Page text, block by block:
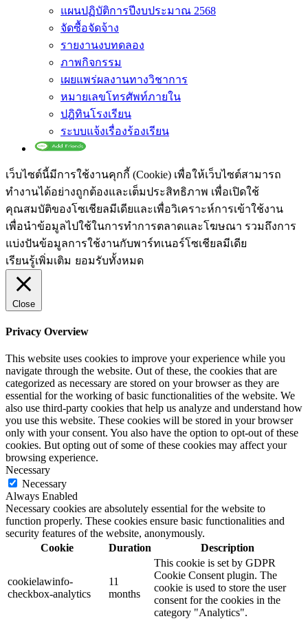
แผนปฏิบัติการปีงบประมาณ 2568
จัดซื้อจัดจ้าง
รายงานงบทดลอง
ภาพกิจกรรม
เผยแพร่ผลงานทางวิชาการ
หมายเลขโทรศัพท์ภายใน
ปฎิทินโรงเรียน
ระบบแจ้งเรื่องร้องเรียน
เว็บไซต์นี้มีการใช้งานคุกกี้ (Cookie) เพื่อให้เว็บไซต์สามารถ
ทำงานได้อย่างถูกต้องและเต็มประสิทธิภาพ​ เพื่อเปิดใช้
คุณสมบัติของโซเชียล​มีเดียและเพื่อวิเคราะห์การเข้าใช้งาน
เพื่อนำข้อมูลไปใช้ในการทำการตลาดและโฆษณา​ รวมถึงการ
แบ่งปันข้อมูลการใช้งานกับพาร์ทเนอร์​โซเชียล​มีเดีย
เรียนรู้เพิ่มเติม ยอมรับทั้งหมด
Close
Privacy Overview
This website uses cookies to improve your experience while you
navigate through the website. Out of these, the cookies that are
categorized as necessary are stored on your browser as they are
essential for the working of basic functionalities of the website. We
also use third-party cookies that help us analyze and understand how
you use this website. These cookies will be stored in your browser
only with your consent. You also have the option to opt-out of these
cookies. But opting out of some of these cookies may affect your
browsing experience.
Necessary
Necessary
Always Enabled
Necessary cookies are absolutely essential for the website to
function properly. These cookies ensure basic functionalities and
security features of the website, anonymously.
Cookie
Duration Description
cookielawinfo-
checkbox-analytics
11
months
This cookie is set by GDPR
Cookie Consent plugin. The
cookie is used to store the user
consent for the cookies in the
category "Analytics".